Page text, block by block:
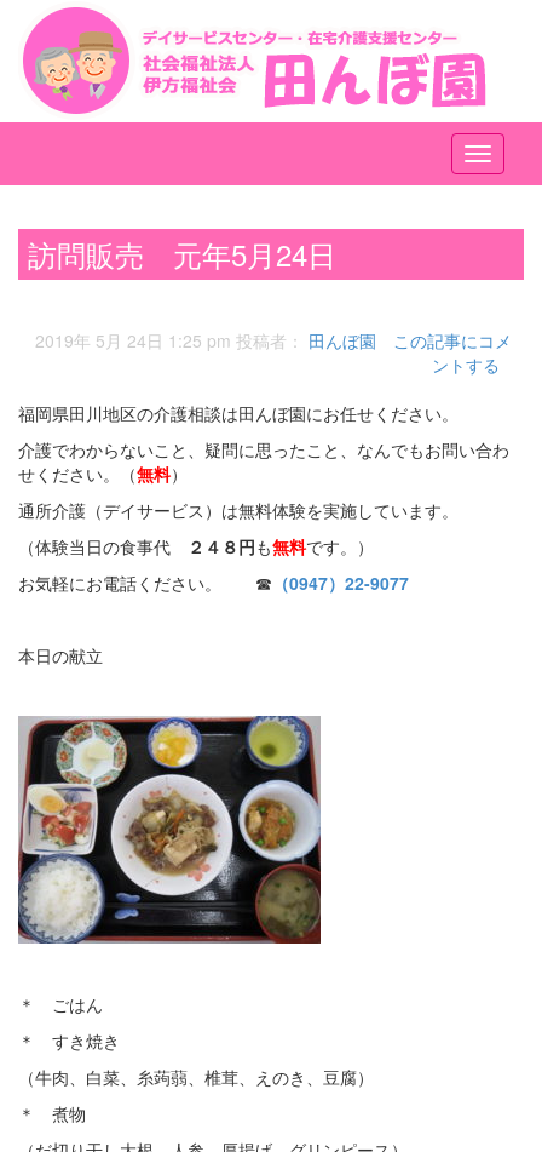
メ
ニ
ー
訪問販売 元年5月24日
2019年 5月 24日 1:25 pm 投稿者： 田んぼ園
この記事にコメ
ントする
福岡県田川地区の介護相談は田んぼ園にお任せください。
介護でわからないこと、疑問に思ったこと、なんでもお問い合わ
せください。（無料）
通所介護（デイサービス）は無料体験を実施しています。
（体験当日の食事代
２４８円も無料です。）
お気軽にお電話ください。 ☎ （0947）22-9077
本日の献立
＊ ごはん
＊ すき焼き
（牛肉、白菜、糸蒟蒻、椎茸、えのき、豆腐）
＊ 煮物